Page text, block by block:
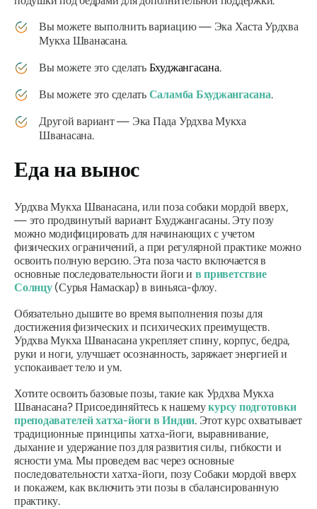
Вы можете выполнить вариацию — Эка ХастаУрдхва
Мукха Шванасана.
Вы можете это сделать Бхуджангасана.
Вы можете это сделать Саламба Бхуджангасана.
Другой вариант — Эка Пада Урдхва Мукха
Шванасана.
Еда на вынос
Урдхва Мукха Шванасана, или поза собаки мордой вверх,
— это продвинутый вариант Бхуджангасаны. Эту позу
можно модифицировать для начинающих с учетом
физических ограничений, а при регулярной практике можно
освоить полную версию. Эта поза часто включается в
основные последовательности йоги и в приветствие
Солнцу(Сурья Намаскар) в виньяса-флоу.
Обязательно дышите во время выполнения позы для
достижения физических и психических преимуществ.
Урдхва Мукха Шванасана укрепляет спину, корпус, бедра,
руки и ноги, улучшает осознанность, заряжает энергией и
успокаивает тело и ум.
Хотите освоить базовые позы, такие как Урдхва Мукха
Шванасана? Присоединяйтесь к нашемукурсу подготовки
преподавателей хатха-йоги в Индии. Этот курс охватывает
традиционные принципы хатха-йоги, выравнивание,
дыхание и удержание поз для развития силы, гибкости и
ясности ума. Мы проведем вас через основные
последовательности хатха-йоги, позу Собаки мордой вверх
и покажем, как включить эти позы в сбалансированную
практику.